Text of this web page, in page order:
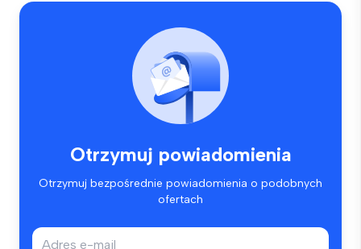
Otrzymuj powiadomienia
Otrzymuj bezpośrednie powiadomienia o podobnych
ofertach